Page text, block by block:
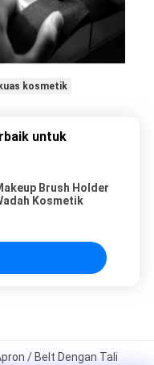
kosmetik
untuk
Brush Holder
Kosmetik
/ Belt Dengan Tali